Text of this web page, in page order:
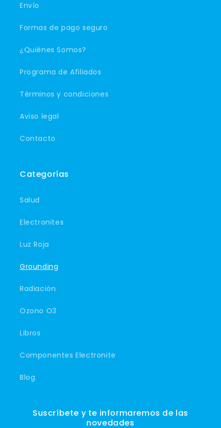
Envío
Formas de pago seguro
¿Quiénes Somos?
Programa de Afiliados
Términos y condiciones
Aviso legal
Contacto
Categorías
Salud
Electronites
Luz Roja
Grounding
Radiación
Ozono O3
Libros
Componentes Electronite
Blog
Suscríbete y te informaremos de las
novedades